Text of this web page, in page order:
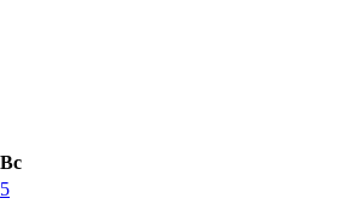
Вс
5